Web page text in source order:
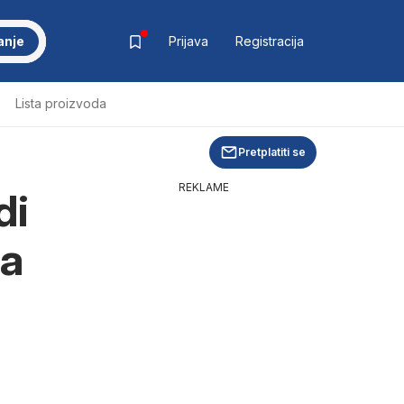
Prijava Registracija
Lista proizvoda
Pretplatiti se
REKLAME